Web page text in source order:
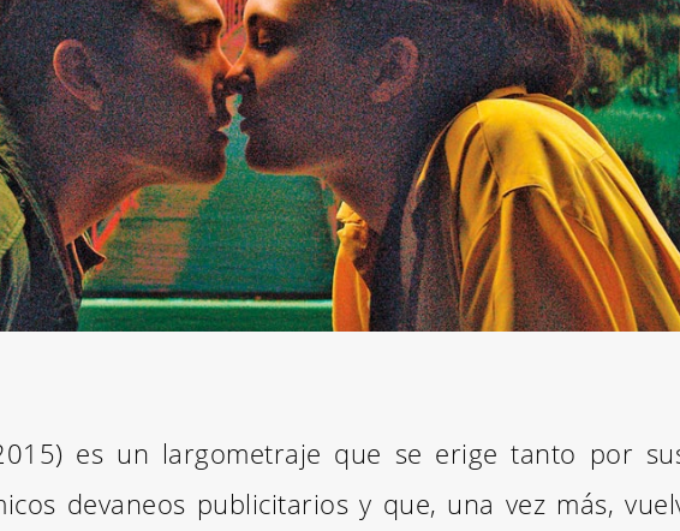
es un largometraje que se erige tanto por
devaneos publicitarios y que, una vez más,